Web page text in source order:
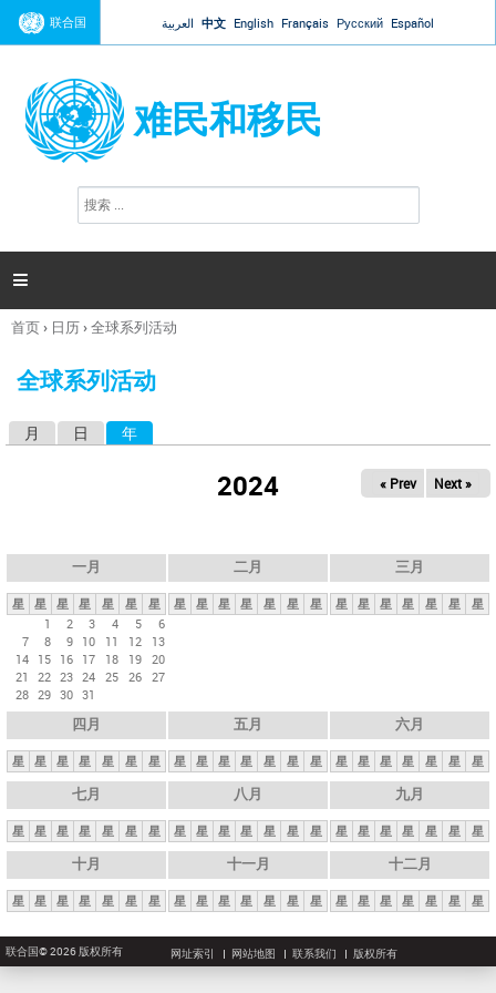
Jump to navigation
联合国 العربية 中文 English Français Русский Español
难民和移民
搜
索

你
这
首页› 日历›全球系列活动
全球系列活动
月 日 年
2024 « Prev Next »
一月
星 星 星 星 星 星
星
1
2 3 4 5
6
7
8 9 10 11 12
13
14 15 16 17 18 19 20
21
22 23 24 25 26 27
28 29 30 31
二月
星 星 星 星 星 星 星
三月
星 星 星 星 星 星 星
四月
星 星 星 星 星 星 星
五月
星 星 星 星 星 星 星
六月
星 星 星 星 星 星 星
七月
星 星 星 星 星 星 星
八月
星 星 星 星 星 星 星
九月
星 星 星 星 星 星 星
十月
星 星 星 星 星 星 星
十一月
星 星 星 星 星 星 星
十二月
星 星 星 星 星 星 星
联合国© 2026 版权所有 网址索引 网站地图 联系我们 版权所有